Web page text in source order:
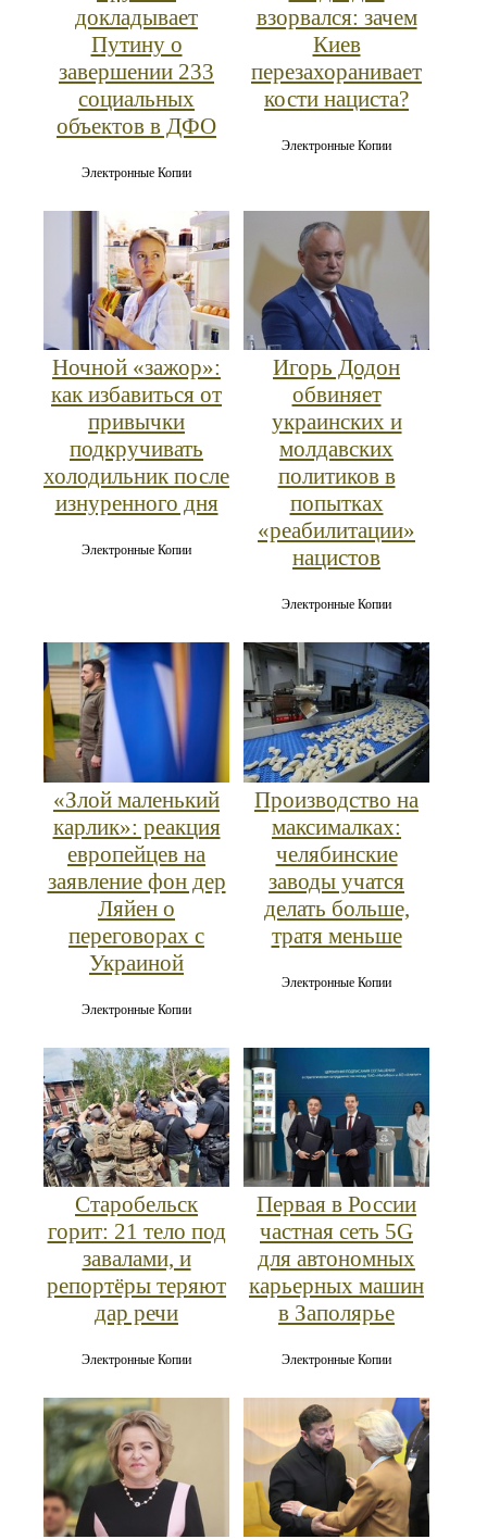
докладывает
Путину о
завершении 233
социальных
объектов в ДФО
Электронные Копии
взорвался: зачем
Киев
перезахоранивает
кости нациста?
Электронные Копии
Ночной «зажор»:
как избавиться от
привычки
подкручивать
холодильник после
изнуренного дня
Электронные Копии
Игорь Додон
обвиняет
украинских и
молдавских
политиков в
попытках
«реабилитации»
нацистов
Электронные Копии
«Злой маленький
карлик»: реакция
европейцев на
заявление фон дер
Ляйен о
переговорах с
Украиной
Электронные Копии
Производство на
максималках:
челябинские
заводы учатся
делать больше,
тратя меньше
Электронные Копии
Старобельск
горит: 21 тело под
завалами, и
репортёры теряют
дар речи
Электронные Копии
Первая в России
частная сеть 5G
для автономных
карьерных машин
в Заполярье
Электронные Копии